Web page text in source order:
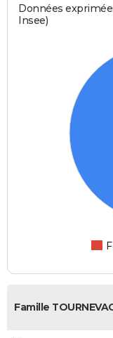
Données
Insee)
Famille